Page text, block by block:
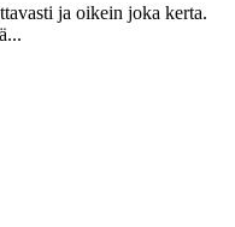
ja oikein joka kerta.